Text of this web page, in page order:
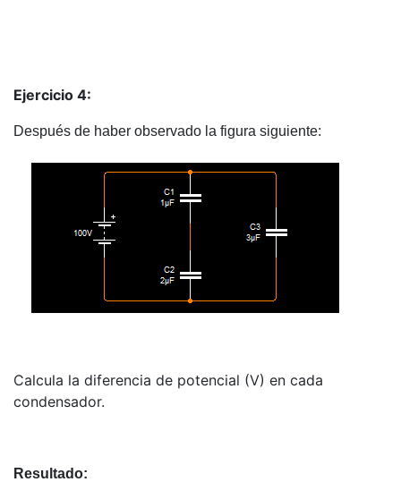
Ejercicio 4:
Después de haber observado la figura siguiente:
Calcula la diferencia de potencial (V) en cada
condensador.
Resultado: